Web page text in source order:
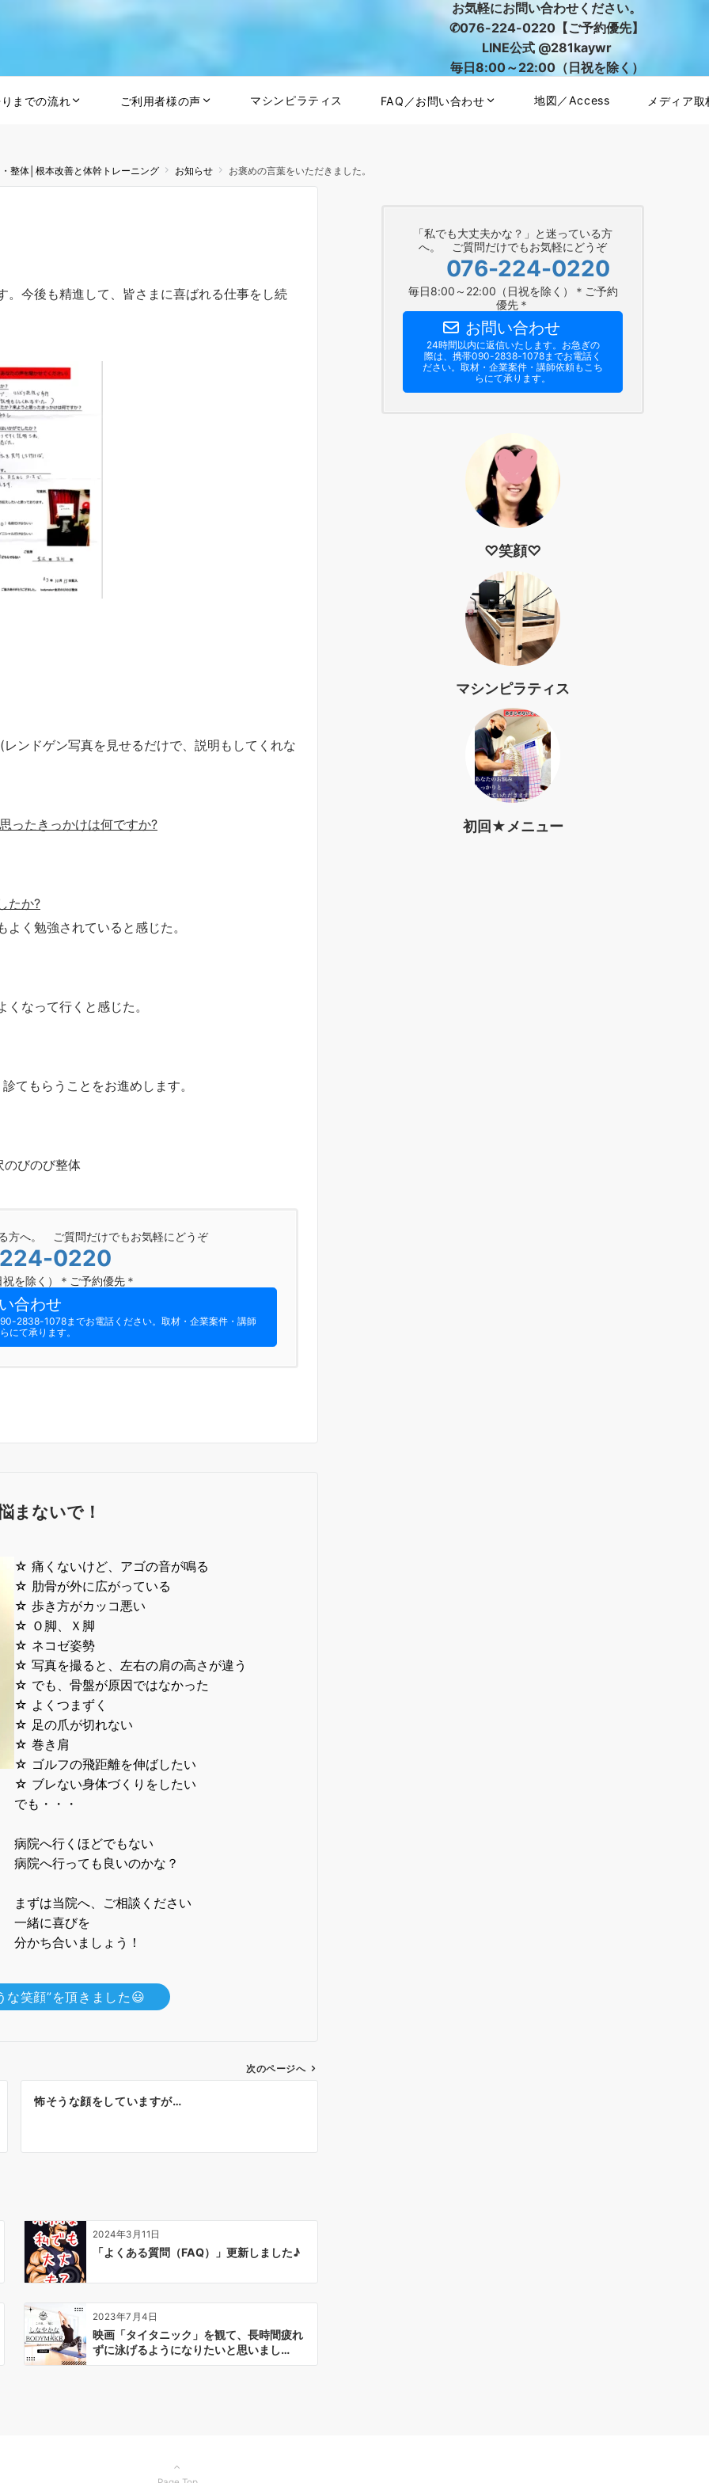
お気軽にお問い合わせください。
✆076-224-0220【ご予約優先】
LINE公式 @281kaywr
毎日8:00～22:00（日祝を除く）
までの流れ ご利用者様の声 マシンピラティス FAQ／お問い合わせ 地図／Access メディア取
整体│根本改善と体幹トレーニング お知らせ お褒めの言葉をいただきました。
今後も精進して、皆さまに喜ばれる仕事をし続
ンドゲン写真を見せるだけで、説明もしてくれな
ったきっかけは何ですか?
たか?
く勉強されていると感じた。
なって行くと感じた。
てもらうことをお進めします。
びのび整体
方へ。 ご質問だけでもお気軽にどうぞ
0220
を除く）＊ご予約優先＊
合わせ
2838-1078までお電話ください。​取材・企業案件・講師
にて承ります。
まないで！
☆ 痛くないけど、アゴの音が鳴る
☆ 肋骨が外に広がっている
☆ 歩き方がカッコ悪い
☆ Ｏ脚、Ｘ脚
☆ ネコゼ姿勢
☆ 写真を撮ると、左右の肩の高さが違う
☆ でも、骨盤が原因ではなかった
☆ よくつまずく
☆ 足の爪が切れない
☆ 巻き肩
☆ ゴルフの飛距離を伸ばしたい
☆ ブレない身体づくりをしたい
でも・・・
病院へ行くほどでもない
病院へ行っても良いのかな？
まずは当院へ、ご相談ください
一緒に喜びを
分かち合いましょう！
な笑顔”を頂きました😃
次のページへ
怖そうな顔をしていますが…
2024年3月11日
「よくある質問（FAQ）」更新しました♪
2023年7月4日
映画「タイタニック」を観て、長時間疲れ
ずに泳げるようになりたいと思いまし…
「私でも大丈夫かな？」と迷っている方
へ。 ご質問だけでもお気軽にどうぞ
076-224-0220
毎日8:00～22:00（日祝を除く）＊ご予約
優先＊
お問い合わせ
24時間以内に返信いたします。お急ぎの
際は、携帯090-2838-1078までお電話く
ださい。​取材・企業案件・講師依頼もこち
らにて承ります。
♡笑顔♡
マシンピラティス
初回★メニュー